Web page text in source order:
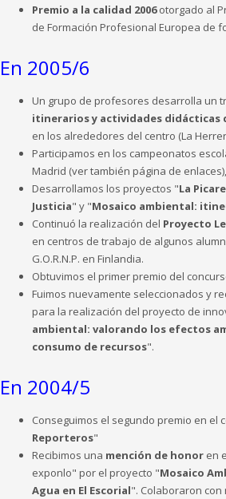
Premio a la calidad 2006otorgado al
de Formación Profesional Europea de
En 2005/6
Un grupo de profesores desarrolla un
itinerarios y actividades didácticas
en los alrededores del centro (La
Participamos en los campeonatos
Madrid (ver también página de enlaces),
Desarrollamos los proyectos "La
Justicia" y "Mosaico ambiental:
Continuó la realización del Proyecto
en centros de trabajo de algunos
G.O.R.N.P. en Finlandia.
Obtuvimos el primer premio del
Fuimos nuevamente seleccionados y
para la realización del proyecto de
ambiental: valorando los efectos
consumo de recursos".
En 2004/5
Conseguimos el segundo premio en el
Reporteros"
Recibimos una mención de honor en
exponlo" por el proyecto "Mosaico
Agua en El Escorial". Colaboraron